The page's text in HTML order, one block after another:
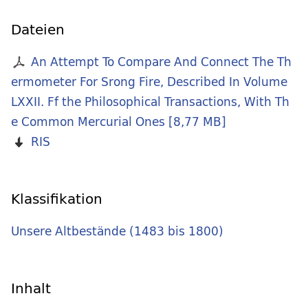
Dateien
An Attempt To Compare And Connect The Th
ermometer For Srong Fire, Described In Volume
LXXII. Ff the Philosophical Transactions, With Th
e Common Mercurial Ones [8,77 MB]
RIS
Klassifikation
Unsere Altbestände (1483 bis 1800)
Inhalt